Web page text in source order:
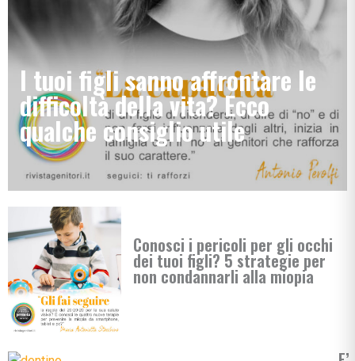
I tuoi figli sanno affrontare le
difficoltà della vita? Ecco
qualche consiglio utile
Conosci i pericoli per gli occhi
dei tuoi figli? 5 strategie per
non condannarli alla miopia